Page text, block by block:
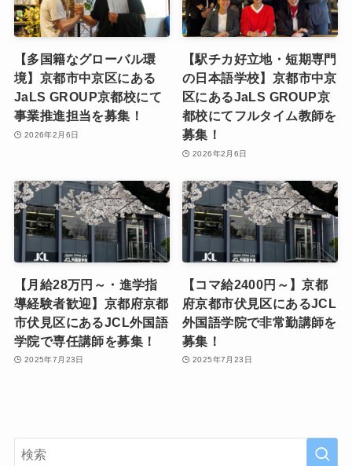
【多国籍なグローバル環
境】京都市中京区にある
JaLS GROUP京都校にて
事業推進担当を募集！
2026年2月6日
【駅チカ好立地・短期専門
の日本語学校】京都市中京
区にあるJaLS GROUP京
都校にてフルタイム教師を
募集！
2026年2月6日
【月給28万円～・進学指
導経験者歓迎】京都府京都
市伏見区にあるJCL外国語
学院で専任講師を募集！
2025年7月23日
【コマ給2400円～】京都
府京都市伏見区にあるJCL
外国語学院で非常勤講師を
募集！
2025年7月23日